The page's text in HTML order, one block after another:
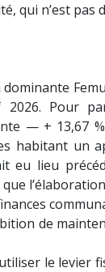
qui n’est pas
Pour
— + 13,67
habitant un
eu lieu
de
le levier